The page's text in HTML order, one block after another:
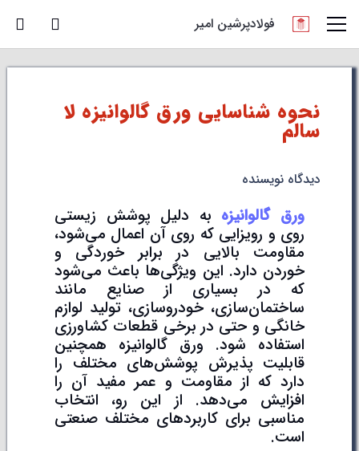
فولادپرشین امیر
نحوه شناسایی ورق گالوانیزه لا
سالم
دیدگاه نویسنده
ورق گالوانیزه به دلیل پوشش زیستی
روی و رویزایی که روی آن اعمال می‌شود،
مقاومت بالایی در برابر خوردگی و
خوردن دارد. این ویژگی‌ها باعث می‌شود
که در بسیاری از صنایع مانند
ساختمان‌سازی، خودروسازی، تولید لوازم
خانگی و حتی در برخی قطعات کشاورزی
استفاده شود. ورق گالوانیزه همچنین
قابلیت پذیرش پوشش‌های مختلف را
دارد که از مقاومت و عمر مفید آن را
افزایش می‌دهد. از این رو، انتخاب
مناسبی برای کاربردهای مختلف صنعتی
است.